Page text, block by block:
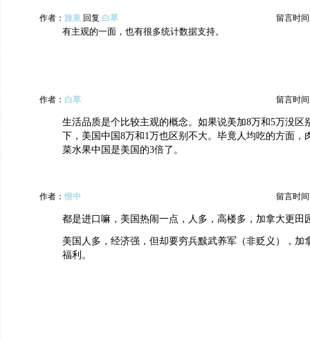
作者： 旅泉 回复 白草 留言时间
有主观的一面，也有很多统计数据支持。
作者： 白草 留言时间
生活品质是个比较主观的概念。如果说美加8万和5万没区
下，美国中国8万和1万也区别不大。毕竟人均吃的方面，
菜水果中国是美国的3倍了。
作者： 恨中 留言时间
都是进口嘛，美国热闹一点，人多，高楼多，加拿大更田
美国人多，经济强，但却要穷兵黩武养军（非贬义），加
福利。